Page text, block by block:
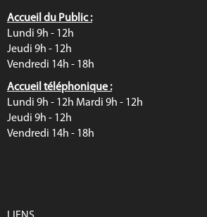
Accueil du Public :
Lundi 9h - 12h
Jeudi 9h - 12h
Vendredi 14h - 18h
Accueil téléphonique :
Lundi 9h - 12h Mardi 9h - 12h
Jeudi 9h - 12h
Vendredi 14h - 18h